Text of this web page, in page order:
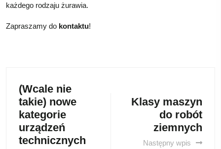
każdego rodzaju żurawia.
Zapraszamy do kontaktu!
(Wcale nie
takie) nowe
kategorie
urządzeń
technicznych
Klasy maszyn
do robót
ziemnych
Następny wpis